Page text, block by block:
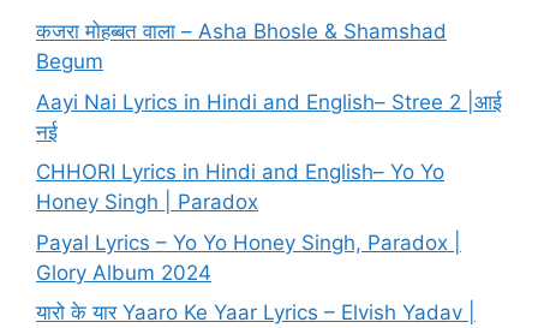
कजरा मोहब्बत वाला – Asha Bhosle & Shamshad
Begum
Aayi Nai Lyrics in Hindi and English– Stree 2 |आई
नई
CHHORI Lyrics in Hindi and English– Yo Yo
Honey Singh | Paradox
Payal Lyrics – Yo Yo Honey Singh, Paradox |
Glory Album 2024
यारो के यार Yaaro Ke Yaar Lyrics – Elvish Yadav |